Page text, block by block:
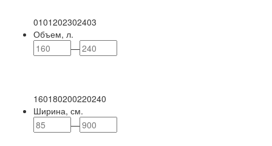
0101202302403
Объем, л.
—
160180200220240
Ширина, см.
—